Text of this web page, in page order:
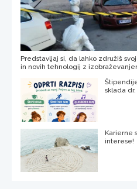
Predstavljaj si, da lahko združiš
in novih tehnologij z
sklada
Karierne
interese!